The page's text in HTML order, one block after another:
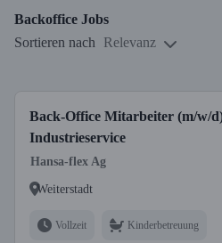
Backoffice Jobs
Sortieren nach Relevanz
Back-Office Mitarbeiter (m/w/
Industrieservice
Hansa-flex Ag
Weiterstadt
Vollzeit Kinderbetreuung